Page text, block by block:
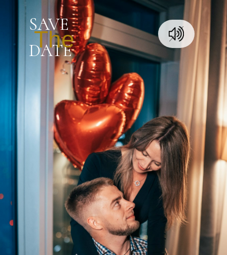
SAVE
DATE
The